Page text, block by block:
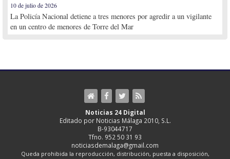
10 de julio de 2026
La Policía Nacional detiene a tres menores por agredir a un vigilante
en un centro de menores de Torre del Mar
Noticias 24 Digital
Editado por Noticias Málaga 2010, S.L.
B-93044717
Tfno. 952 50 31 93
noticiasdemalaga@gmail.com
Queda prohibida la reproducción, distribución, puesta a disposición,